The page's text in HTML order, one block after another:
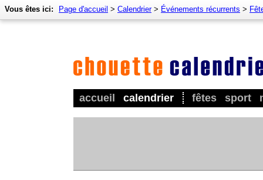
accueil calendrier fêtes sport
Vous êtes ici: Page d'accueil > Calendrier> Événements récurrents >